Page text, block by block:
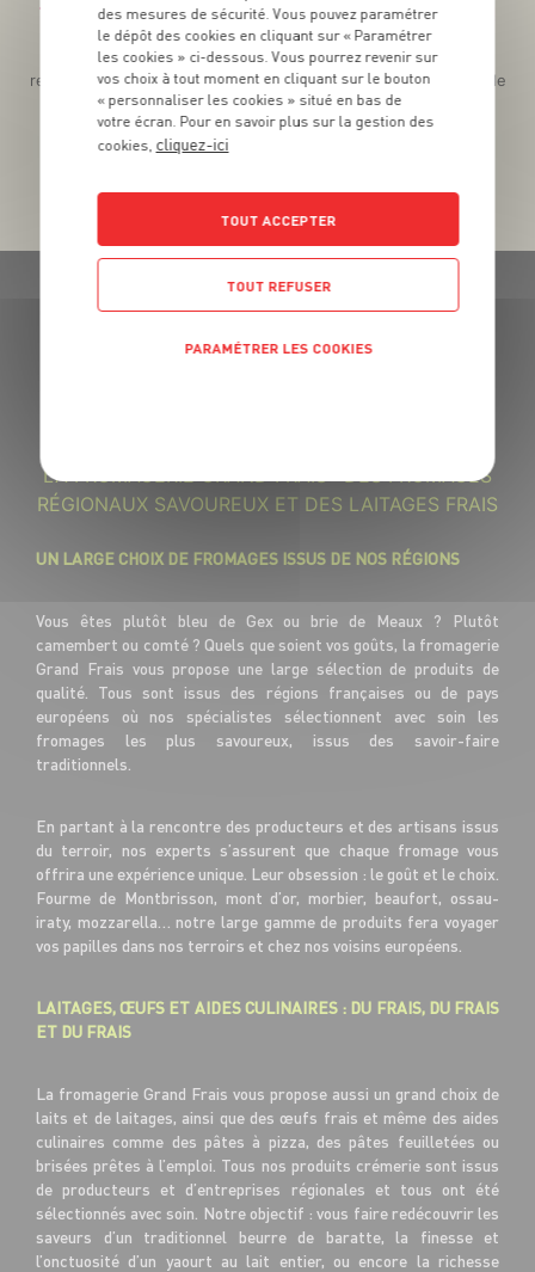
Téléchargez l’App pour profiter d’offres exclusives !
Des promos exclusives, des récompenses généreuses, des
recettes gourmandes, des jeux inédits... le tout dans une seule
app !
LA FROMAGERIE GRAND FRAIS : DES FROMAGES
RÉGIONAUX SAVOUREUX ET DES LAITAGES FRAIS
UN LARGE CHOIX DE FROMAGES ISSUS DE NOS RÉGIONS
Vous êtes plutôt bleu de Gex ou brie de Meaux ? Plutôt
camembert ou comté ? Quels que soient vos goûts, la fromagerie
Grand Frais vous propose une large sélection de produits de
qualité. Tous sont issus des régions françaises ou de pays
européens où nos spécialistes sélectionnent avec soin les
fromages les plus savoureux, issus des savoir-faire
traditionnels.
En partant à la rencontre des producteurs et des artisans issus
du terroir, nos experts s’assurent que chaque fromage vous
offrira une expérience unique. Leur obsession : le goût et le choix.
Fourme de Montbrisson, mont d’or, morbier, beaufort, ossau-
iraty, mozzarella… notre large gamme de produits fera voyager
vos papilles dans nos terroirs et chez nos voisins européens.
LAITAGES, ŒUFS ET AIDES CULINAIRES : DU FRAIS, DU FRAIS
ET DU FRAIS
La fromagerie Grand Frais vous propose aussi un grand choix de
laits et de laitages, ainsi que des œufs frais et même des aides
culinaires comme des pâtes à pizza, des pâtes feuilletées ou
brisées prêtes à l’emploi. Tous nos produits crémerie sont issus
de producteurs et d’entreprises régionales et tous ont été
sélectionnés avec soin. Notre objectif : vous faire redécouvrir les
saveurs d’un traditionnel beurre de baratte, la finesse et
l’onctuosité d’un yaourt au lait entier, ou encore la richesse
des mesures de sécurité. Vous pouvez paramétrer
le dépôt des cookies en cliquant sur « Paramétrer
les cookies » ci-dessous. Vous pourrez revenir sur
vos choix à tout moment en cliquant sur le bouton
« personnaliser les cookies » situé en bas de
votre écran. Pour en savoir plus sur la gestion des
cookies, cliquez-ici
TOUT ACCEPTER
TOUT REFUSER
PARAMÉTRER LES COOKIES